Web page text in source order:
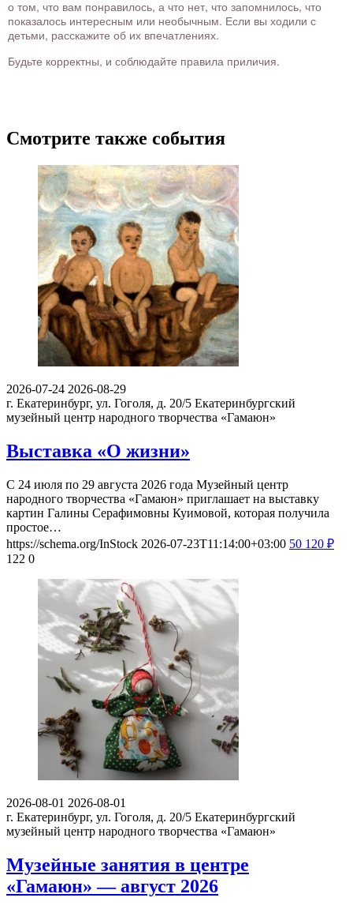
о том, что вам понравилось, а что нет, что запомнилось, что
показалось интересным или необычным. Если вы ходили с
детьми, расскажите об их впечатлениях.
Будьте корректны, и соблюдайте правила приличия.
Смотрите также события
2026-07-24 2026-08-29
г. Екатеринбург, ул. Гоголя, д. 20/5 Екатеринбургский
музейный центр народного творчества «Гамаюн»
Выставка «О жизни»
С 24 июля по 29 августа 2026 года Музейный центр
народного творчества «Гамаюн» приглашает на выставку
картин Галины Серафимовны Куимовой, которая получила
простое…
https://schema.org/InStock 2026-07-23T11:14:00+03:00 50 120 ₽
122 0
2026-08-01 2026-08-01
г. Екатеринбург, ул. Гоголя, д. 20/5 Екатеринбургский
музейный центр народного творчества «Гамаюн»
Музейные занятия в центре
«Гамаюн» — август 2026